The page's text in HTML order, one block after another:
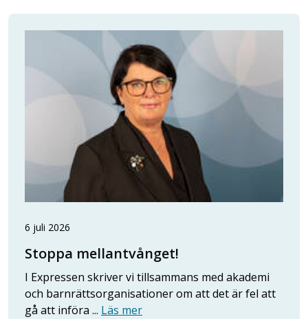
6 juli 2026
Stoppa mellantvånget!
I Expressen skriver vi tillsammans med akademi
och barnrättsorganisationer om att det är fel att
gå att införa ... Läs mer